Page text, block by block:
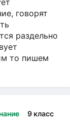
говорят
раздельно
то пишем
9 класс